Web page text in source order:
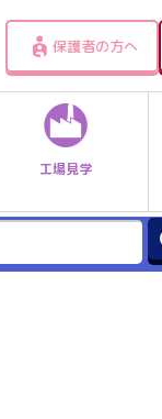
保護者の方へ
工場見学